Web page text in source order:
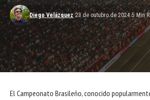
Diego Velázquez 23 de outubro de 2024 5 Min
El Campeonato Brasileño, conocido